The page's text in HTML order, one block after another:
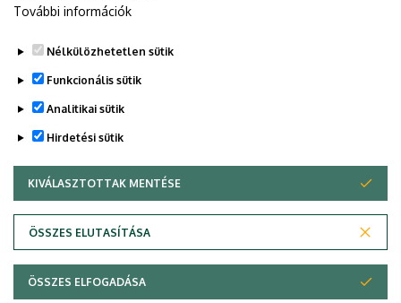
Adatvédelem
További információk
Nélkülözhetetlen sütik
Funkcionális sütik
Analitikai sütik
Hirdetési sütik
KIVÁLASZTOTTAK MENTÉSE
ÖSSZES ELUTASÍTÁSA
WITHDRAW CONSENT
ÖSSZES ELFOGADÁSA